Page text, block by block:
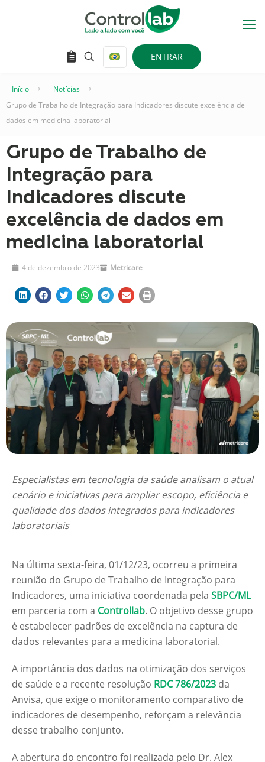
ENTRAR
Início Notícias
Grupo de Trabalho de Integração para Indicadores discute excelência de
dados em medicina laboratorial
Grupo de Trabalho de
Integração para
Indicadores discute
excelência de dados em
medicina laboratorial
4 de dezembro de 2023 Metricare
Especialistas em tecnologia da saúde analisam o atual
cenário e iniciativas para ampliar escopo, eficiência e
qualidade dos dados integrados para indicadores
laboratoriais
Na última sexta-feira, 01/12/23, ocorreu a primeira
reunião do Grupo de Trabalho de Integração para
Indicadores, uma iniciativa coordenada pela SBPC/ML
em parceria com a Controllab. O objetivo desse grupo
é estabelecer padrões de excelência na captura de
dados relevantes para a medicina laboratorial.
A importância dos dados na otimização dos serviços
de saúde e a recente resolução RDC 786/2023 da
Anvisa, que exige o monitoramento comparativo de
indicadores de desempenho, reforçam a relevância
desse trabalho conjunto.
A abertura do encontro foi realizada pelo Dr. Alex